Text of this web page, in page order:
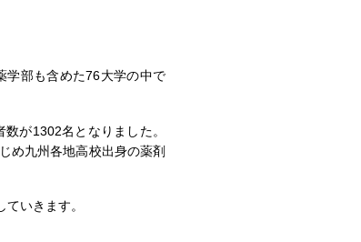
学部も含めた76大学の中で
が1302名となりました。
め九州各地高校出身の薬剤
いきます。